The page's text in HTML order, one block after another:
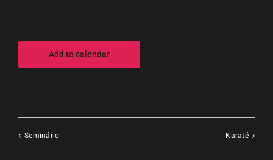
Add to calendar
Seminário Karaté